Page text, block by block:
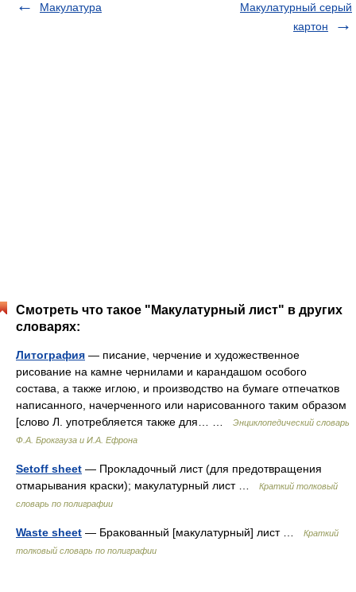
Макулатура
Макулатурный серый
картон
Смотреть что такое "Макулатурный лист" в других
словарях:
Литография — писание, черчение и художественное
рисование на камне чернилами и карандашом особого
состава, а также иглою, и производство на бумаге отпечатков
написанного, начерченного или нарисованного таким образом
[слово Л. употребляется также для… …
Энциклопедический словарь
Ф.А. Брокгауза и И.А. Ефрона
Setoff sheet — Прокладочный лист (для предотвращения
отмарывания краски); макулатурный лист …
Краткий толковый
словарь по полиграфии
Waste sheet — Бракованный [макулатурный] лист …
Краткий
толковый словарь по полиграфии